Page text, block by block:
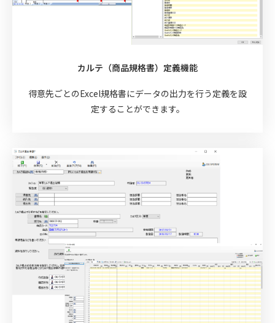
カルテ（商品規格書）定義機能
得意先ごとのExcel規格書にデータの出力を行う定義を設
定することができます。